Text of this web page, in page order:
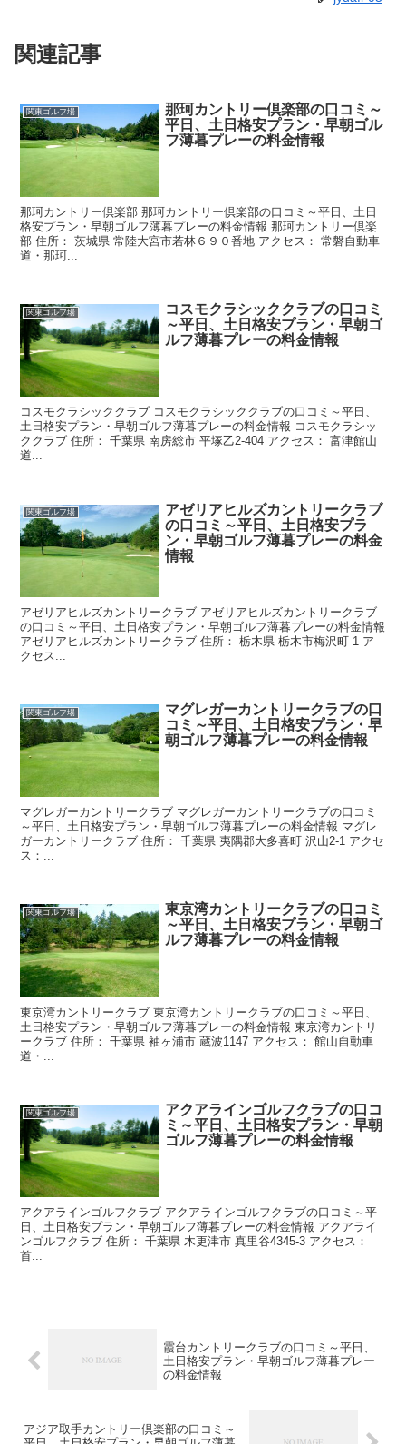
関連記事
関東ゴルフ場
那珂カントリー倶楽部の口コミ～
平日、土日格安プラン・早朝ゴル
フ薄暮プレーの料金情報
那珂カントリー倶楽部 那珂カントリー倶楽部の口コミ～平日、土日
格安プラン・早朝ゴルフ薄暮プレーの料金情報 那珂カントリー倶楽
部 住所： 茨城県 常陸大宮市若林６９０番地 アクセス： 常磐自動車
道・那珂...
関東ゴルフ場
コスモクラシッククラブの口コミ
～平日、土日格安プラン・早朝ゴ
ルフ薄暮プレーの料金情報
コスモクラシッククラブ コスモクラシッククラブの口コミ～平日、
土日格安プラン・早朝ゴルフ薄暮プレーの料金情報 コスモクラシッ
ククラブ 住所： 千葉県 南房総市 平塚乙2-404 アクセス： 富津館山
道...
関東ゴルフ場
アゼリアヒルズカントリークラブ
の口コミ～平日、土日格安プラ
ン・早朝ゴルフ薄暮プレーの料金
情報
アゼリアヒルズカントリークラブ アゼリアヒルズカントリークラブ
の口コミ～平日、土日格安プラン・早朝ゴルフ薄暮プレーの料金情報
アゼリアヒルズカントリークラブ 住所： 栃木県 栃木市梅沢町 1 ア
クセス...
関東ゴルフ場
マグレガーカントリークラブの口
コミ～平日、土日格安プラン・早
朝ゴルフ薄暮プレーの料金情報
マグレガーカントリークラブ マグレガーカントリークラブの口コミ
～平日、土日格安プラン・早朝ゴルフ薄暮プレーの料金情報 マグレ
ガーカントリークラブ 住所： 千葉県 夷隅郡大多喜町 沢山2-1 アクセ
ス：...
関東ゴルフ場
東京湾カントリークラブの口コミ
～平日、土日格安プラン・早朝ゴ
ルフ薄暮プレーの料金情報
東京湾カントリークラブ 東京湾カントリークラブの口コミ～平日、
土日格安プラン・早朝ゴルフ薄暮プレーの料金情報 東京湾カントリ
ークラブ 住所： 千葉県 袖ヶ浦市 蔵波1147 アクセス： 館山自動車
道・...
関東ゴルフ場
アクアラインゴルフクラブの口コ
ミ～平日、土日格安プラン・早朝
ゴルフ薄暮プレーの料金情報
アクアラインゴルフクラブ アクアラインゴルフクラブの口コミ～平
日、土日格安プラン・早朝ゴルフ薄暮プレーの料金情報 アクアライ
ンゴルフクラブ 住所： 千葉県 木更津市 真里谷4345-3 アクセス：
首...
霞台カントリークラブの口コミ～平日、
土日格安プラン・早朝ゴルフ薄暮プレー
の料金情報
アジア取手カントリー倶楽部の口コミ～